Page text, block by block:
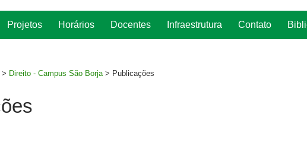
para
Projetos Horários Docentes Infraestrutura Contato
> Direito - Campus São Borja > Publicações